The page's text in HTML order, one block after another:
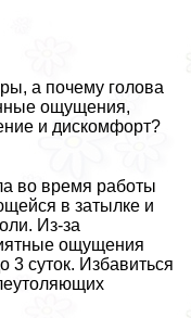
а почему голова
ощущения,
и дискомфорт?
во время работы
в затылке и
Из-за
ощущения
3 суток. Избавиться